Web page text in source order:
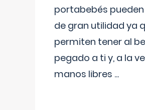
portabebés
de gran utilidad ya
permiten tener al
pegado a ti y, a la
manos libres ...